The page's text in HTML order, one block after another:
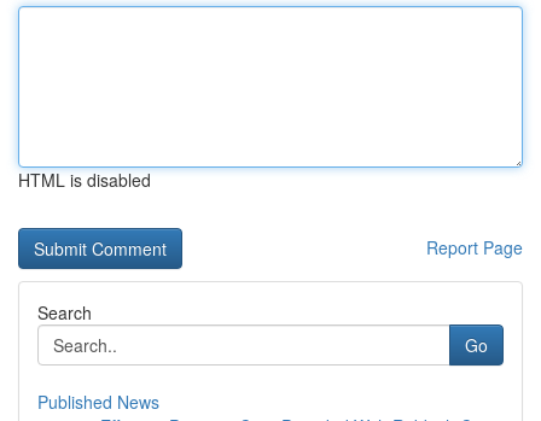
HTML is disabled
Report Page
Search
Go
Published News